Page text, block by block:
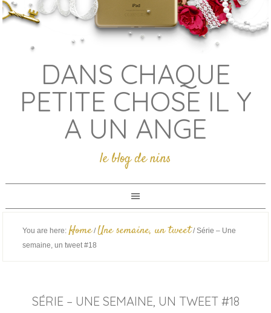
DANS CHAQUE
PETITE CHOSE IL Y
A UN ANGE
le blog de nins
You are here: Home / Une semaine, un tweet /Série – Une
semaine, un tweet #18
SÉRIE – UNE SEMAINE, UN TWEET #18